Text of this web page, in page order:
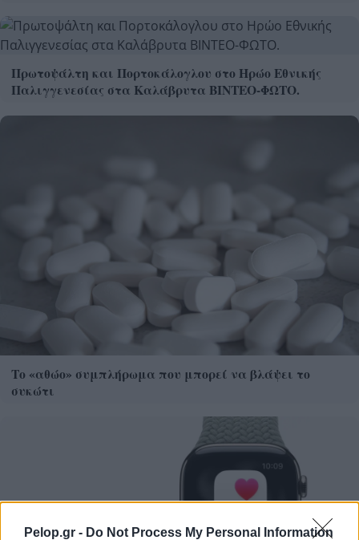
Pelop.gr - Do Not Process My Personal Information
Πρωτοψάλτη και Πορτοκάλογλου στο Ηρώο Εθνικής
Παλιγγενεσίας στα Καλάβρυτα ΒΙΝΤΕΟ-ΦΩΤΟ.
Το «αθώο» συμπλήρωμα που μπορεί να βλάψει το
συκώτι